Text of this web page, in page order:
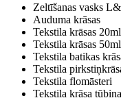
Zeltīšanas vasks
Auduma krāsas
Tekstila krāsas 20ml
Tekstila krāsas 50ml
Tekstila batikas
Tekstila
Tekstila flomāsteri
Tekstila krāsa